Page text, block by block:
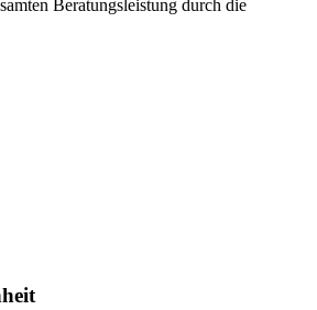
Beratungsleistung durch die